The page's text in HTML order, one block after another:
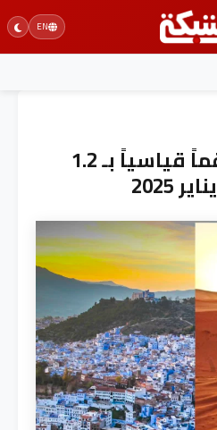
EN
المغرب يسجل رقماً قياسياً بـ 1.2